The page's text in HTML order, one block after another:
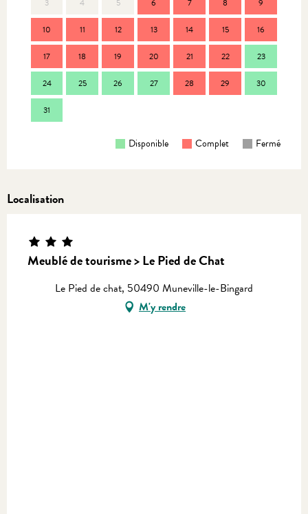
10 11 12 13 14 15 16
17 18 19 20 21 22 23
24 25 26 27 28 29 30
31
Disponible Complet Fermé
Localisation
Meublé de tourisme > Le Pied de Chat
Le Pied de chat, 50490 Muneville-le-Bingard
M'y rendre